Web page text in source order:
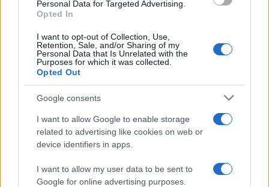
Personal Data for Targeted Advertising.
Opted In
I want to opt-out of Collection, Use,
Retention, Sale, and/or Sharing of my
Personal Data that Is Unrelated with the
Purposes for which it was collected.
Opted Out
Google consents
I want to allow Google to enable storage
related to advertising like cookies on web or
device identifiers in apps.
I want to allow my user data to be sent to
Google for online advertising purposes.
της συνεργασίας τους μέχρι
18η συνεχόμενη χρονιά για τον ΟΤΕ στη διεθνή σειρά
δεικτών FTSE4Good
Alpha Bank: Για πρώτη φορά το Αρχαίο Θέατρο Επιδαύρου